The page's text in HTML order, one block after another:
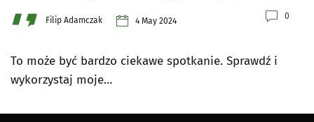
Filip Adamczak 4 May 2024 0
To może być bardzo ciekawe spotkanie. Sprawdź i
wykorzystaj moje…